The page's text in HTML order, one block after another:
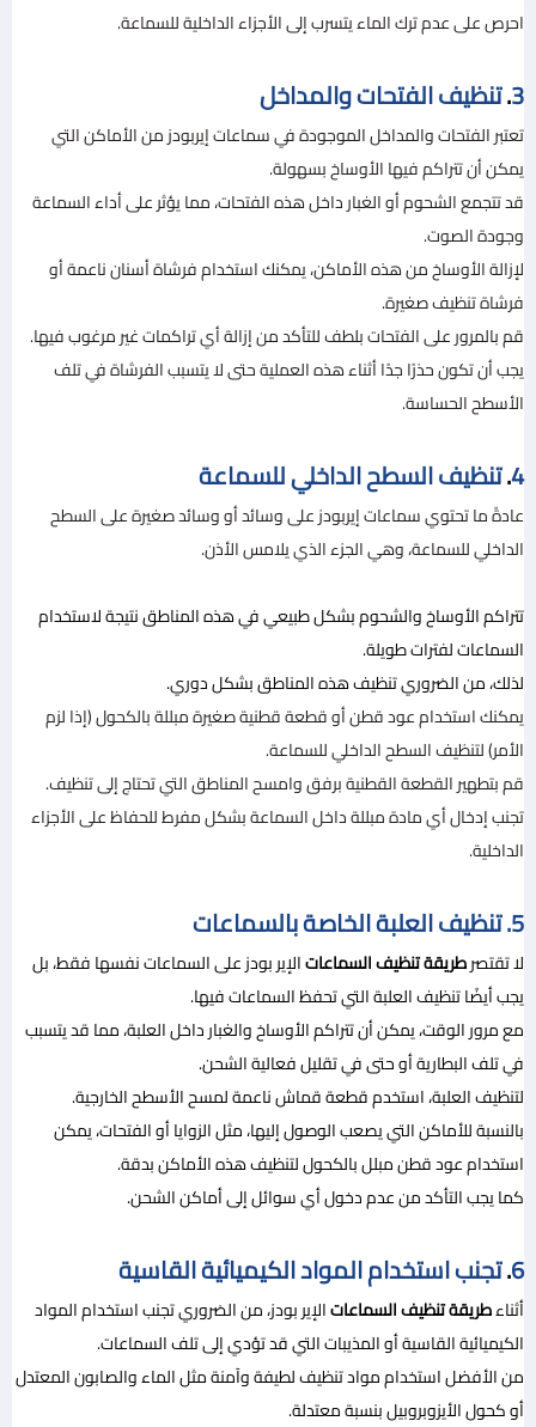
احرص على عدم ترك الماء يتسرب إلى الأجزاء الداخلية للسماعة.
3
.تنظيف الفتحات والمداخل
تعتبر الفتحات والمداخل الموجودة في سماعات إيربودز من الأماكن التي
يمكن أن تتراكم فيها الأوساخ بسهولة.
قد تتجمع الشحوم أو الغبار داخل هذه الفتحات، مما يؤثر على أداء السماعة
وجودة الصوت.
لإزالة الأوساخ من هذه الأماكن، يمكنك استخدام فرشاة أسنان ناعمة أو
فرشاة تنظيف صغيرة.
قم بالمرور على الفتحات بلطف للتأكد من إزالة أي تراكمات غير مرغوب فيها.
يجب أن تكون حذرًا جدًا أثناء هذه العملية حتى لا يتسبب الفرشاة في تلف
الأسطح الحساسة.
4
.تنظيف السطح الداخلي للسماعة
عادةً ما تحتوي سماعات إيربودز على وسائد أو وسائد صغيرة على السطح
الداخلي للسماعة، وهي الجزء الذي يلامس الأذن.
تتراكم الأوساخ والشحوم بشكل طبيعي في هذه المناطق نتيجة لاستخدام
السماعات لفترات طويلة.
لذلك، من الضروري تنظيف هذه المناطق بشكل دوري.
يمكنك استخدام عود قطن أو قطعة قطنية صغيرة مبللة بالكحول (إذا لزم
الأمر) لتنظيف السطح الداخلي للسماعة.
قم بتطهير القطعة القطنية برفق وامسح المناطق التي تحتاج إلى تنظيف.
تجنب إدخال أي مادة مبللة داخل السماعة بشكل مفرط للحفاظ على الأجزاء
الداخلية.
5. تنظيف العلبة الخاصة بالسماعات
لا تقتصرطريقة تنظيف السماعاتالإير بودز على السماعات نفسها فقط، بل
يجب أيضًا تنظيف العلبة التي تحفظ السماعات فيها.
مع مرور الوقت، يمكن أن تتراكم الأوساخ والغبار داخل العلبة، مما قد يتسبب
في تلف البطارية أو حتى في تقليل فعالية الشحن.
لتنظيف العلبة، استخدم قطعة قماش ناعمة لمسح الأسطح الخارجية.
بالنسبة للأماكن التي يصعب الوصول إليها، مثل الزوايا أو الفتحات، يمكن
استخدام عود قطن مبلل بالكحول لتنظيف هذه الأماكن بدقة.
كما يجب التأكد من عدم دخول أي سوائل إلى أماكن الشحن.
6
.تجنب استخدام المواد الكيميائية القاسية
أثناءطريقة تنظيف السماعاتالإير بودز، من الضروري تجنب استخدام المواد
الكيميائية القاسية أو المذيبات التي قد تؤدي إلى تلف السماعات.
من الأفضل استخدام مواد تنظيف لطيفة وآمنة مثل الماء والصابون المعتدل
أو كحول الأيزوبروبيل بنسبة معتدلة.